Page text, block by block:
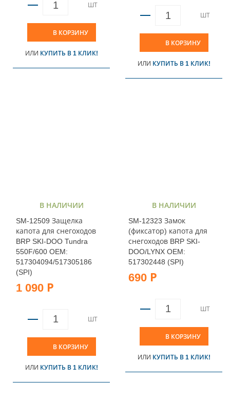
ШТ
В КОРЗИНУ
ИЛИ КУПИТЬ В 1 КЛИК!
ШТ
В КОРЗИНУ
ИЛИ КУПИТЬ В 1 КЛИК!
В НАЛИЧИИ
SM-12509 Защелка
капота для снегоходов
BRP SKI-DOO Tundra
550F/600 OEM:
517304094/517305186
(SPI)
1 090 Р
ШТ
В КОРЗИНУ
ИЛИ КУПИТЬ В 1 КЛИК!
В НАЛИЧИИ
SM-12323 Замок
(фиксатор) капота для
снегоходов BRP SKI-
DOO/LYNX OEM:
517302448 (SPI)
690 Р
ШТ
В КОРЗИНУ
ИЛИ КУПИТЬ В 1 КЛИК!